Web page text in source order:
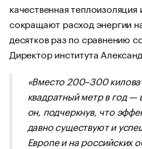
качественная
сокращают расход энергии
десятков раз по сравнению
Директор института
«Вместо 200–300
квадратный метр в год —
он, подчеркнув, что
давно существуют и
Европе и на российских